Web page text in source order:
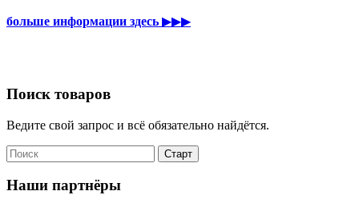
больше информации здесь ▶▶▶
Поиск товаров
Ведите свой запрос и всё обязательно найдётся.
Наши партнёры